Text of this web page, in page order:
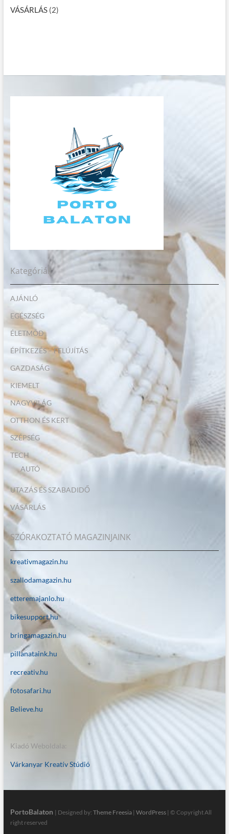
VÁSÁRLÁS(2)
Kategóriák
AJÁNLÓ
EGÉSZSÉG
ÉLETMÓD
ÉPÍTKEZÉS – FELÚJÍTÁS
GAZDASÁG
KIEMELT
NAGYVILÁG
OTTHON ÉS KERT
SZÉPSÉG
TECH
AUTÓ
UTAZÁS ÉS SZABADIDŐ
VÁSÁRLÁS
SZÓRAKOZTATÓ MAGAZINJAINK
kreativmagazin.hu
szallodamagazin.hu
etteremajanlo.hu
bikesupport.hu
bringamagazin.hu
pillanataink.hu
recreativ.hu
fotosafari.hu
Believe.hu
Kiadó Weboldala:
Várkanyar Kreatív Stúdió
PortoBalaton | Designed by: Theme Freesia| WordPress| © Copyright All
right reserved